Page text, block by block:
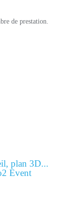
de prestation.
plan 3D...
Event